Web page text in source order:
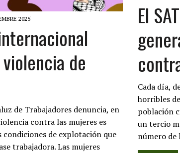
2025
de
de Trabajadores denuncia, en
contra las mujeres es
condiciones de explotación que
trabajadora. Las mujeres
El
Cada día,
horribles
población
un tercio
número de